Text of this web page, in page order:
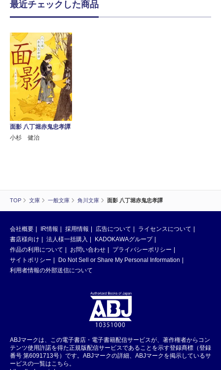
TOP 文庫 一般文庫 角川文庫 面影 八丁堀赤鬼忠孝譚
最近チェックした商品
面影 八丁堀赤鬼忠孝譚
小杉 健治
会社概要 IR情報 採用情報 広告について
ライセンスについて
書店様向け
法人様一括購入
KADOKAWAグループ
作品の利用について
お問い合わせ
プライバシーポリシー
サイトポリシー
Do Not Sell or Share My Personal Information
利用者情報の外部送信について
ABJマークは、この電子書店・電子書籍配信サービスが、著作権者からコン
テンツ使用許諾を得た正規版配信サービスであることを示す登録商標（登録
番号 第6091713号）です。ABJマークの詳細、ABJマークを掲示しているサ
ービスの一覧はこちら。